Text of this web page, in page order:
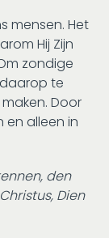
mensen. Het
Hij Zijn
zondige
te
Door
en alleen in
den
Dien